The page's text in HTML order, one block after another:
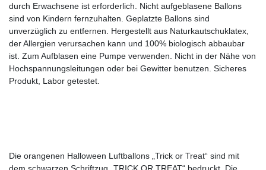
durch Erwachsene ist erforderlich. Nicht aufgeblasene Ballons
sind von Kindern fernzuhalten. Geplatzte Ballons sind
unverzüglich zu entfernen. Hergestellt aus Naturkautschuklatex,
der Allergien verursachen kann und 100% biologisch abbaubar
ist. Zum Aufblasen eine Pumpe verwenden. Nicht in der Nähe von
Hochspannungsleitungen oder bei Gewitter benutzen. Sicheres
Produkt, Labor getestet.
Die orangenen Halloween Luftballons „Trick or Treat“ sind mit
dem schwarzen Schriftzug „TRICK OR TREAT“ bedruckt. Die